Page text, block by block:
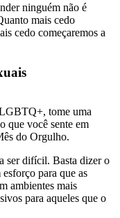
ninguém não é
mais cedo
cedo começaremos a
tome uma
que você sente em
do Orgulho.
ser difícil. Basta dizer o
para que as
ambientes mais
para aqueles que o